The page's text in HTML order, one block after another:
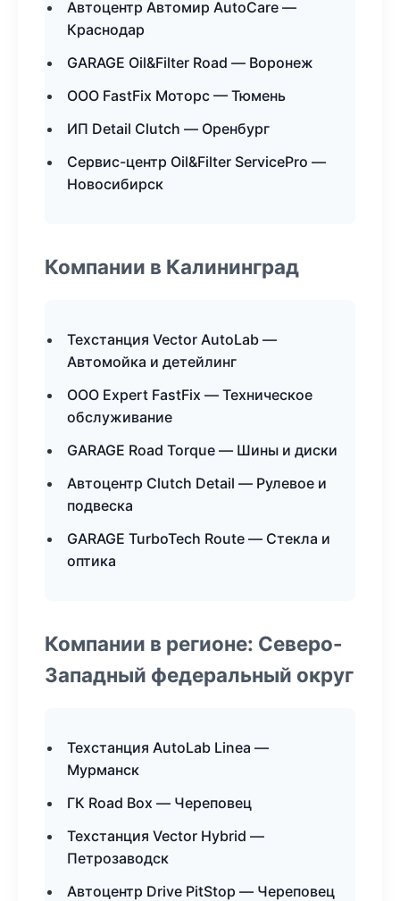
Автоцентр Автомир AutoCare —
Краснодар
GARAGE Oil&Filter Road — Воронеж
ООО FastFix Моторс — Тюмень
ИП Detail Clutch — Оренбург
Сервис-центр Oil&Filter ServicePro —
Новосибирск
Компании в Калининград
Техстанция Vector AutoLab —
Автомойка и детейлинг
ООО Expert FastFix — Техническое
обслуживание
GARAGE Road Torque — Шины и диски
Автоцентр Clutch Detail — Рулевое и
подвеска
GARAGE TurboTech Route — Стекла и
оптика
Компании в регионе: Северо-
Западный федеральный округ
Техстанция AutoLab Linea —
Мурманск
ГК Road Box — Череповец
Техстанция Vector Hybrid —
Петрозаводск
Автоцентр Drive PitStop — Череповец